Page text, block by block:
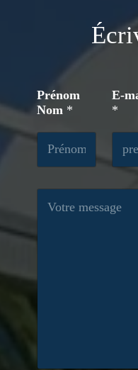
Prénom
Nom *
E-
*
M
e